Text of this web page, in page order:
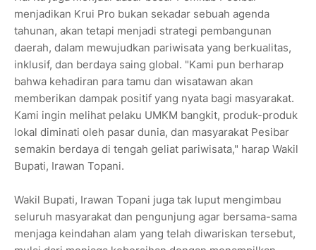
menjadikan Krui Pro bukan sekadar sebuah agenda
tahunan, akan tetapi menjadi strategi pembangunan
daerah, dalam mewujudkan pariwisata yang berkualitas,
inklusif, dan berdaya saing global. "Kami pun berharap
bahwa kehadiran para tamu dan wisatawan akan
memberikan dampak positif yang nyata bagi masyarakat.
Kami ingin melihat pelaku UMKM bangkit, produk-produk
lokal diminati oleh pasar dunia, dan masyarakat Pesibar
semakin berdaya di tengah geliat pariwisata," harap Wakil
Bupati, Irawan Topani.
Wakil Bupati, Irawan Topani juga tak luput mengimbau
seluruh masyarakat dan pengunjung agar bersama-sama
menjaga keindahan alam yang telah diwariskan tersebut,